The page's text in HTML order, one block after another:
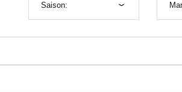
Saison: